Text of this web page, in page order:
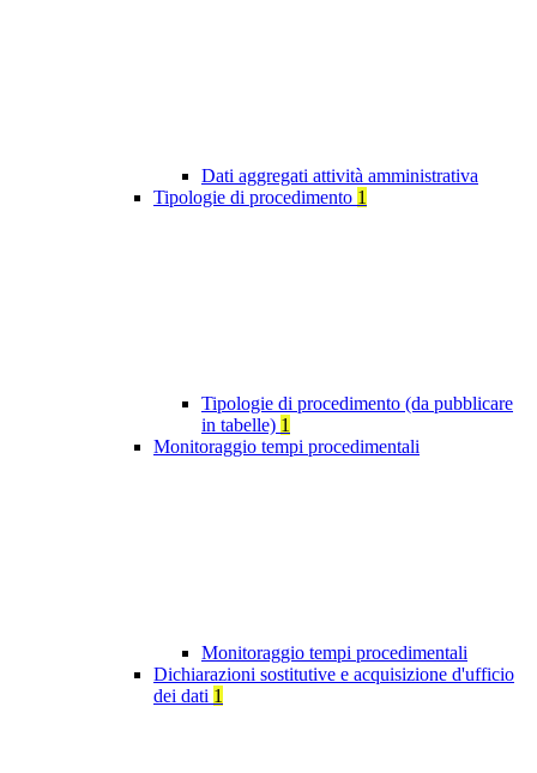
Dati aggregati attività amministrativa
Tipologie di procedimento 1
Tipologie di procedimento (da pubblicare
in tabelle) 1
Monitoraggio tempi procedimentali
Monitoraggio tempi procedimentali
Dichiarazioni sostitutive e acquisizione d'ufficio
dei dati 1